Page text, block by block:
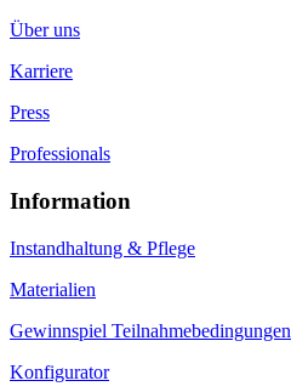
Über uns
Karriere
Press
Professionals
Information
Instandhaltung & Pflege
Materialien
Gewinnspiel Teilnahmebedingungen
Konfigurator